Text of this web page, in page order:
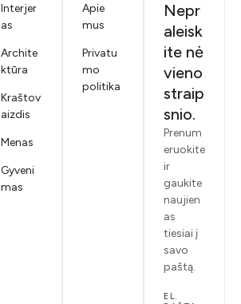
Interjer
as
Archite
ktūra
Kraštov
aizdis
Menas
Gyveni
mas
Apie
mus
Privatu
mo
politika
Nepr
aleisk
ite nė
vieno
straip
snio.
Prenum
eruokite
ir
gaukite
naujien
as
tiesiai į
savo
paštą.
EL.